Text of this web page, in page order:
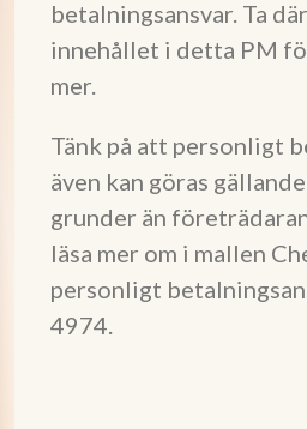
betalningsansvar. Ta
innehållet i detta PM
mer.
Tänk på att personligt
även kan göras
grunder än
läsa mer om i mallen
personligt
4974.